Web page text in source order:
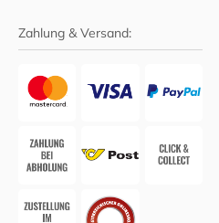
Zahlung & Versand: